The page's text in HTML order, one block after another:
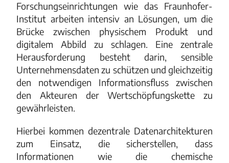
Forschungseinrichtungen wie das Fraunhofer-
Institut arbeiten intensiv an Lösungen, um die
Brücke zwischen physischem Produkt und
digitalem Abbild zu schlagen. Eine zentrale
Herausforderung besteht darin, sensible
Unternehmensdaten zu schützen und gleichzeitig
den notwendigen Informationsfluss zwischen
den Akteuren der Wertschöpfungskette zu
gewährleisten.
Hierbei kommen dezentrale Datenarchitekturen
zum Einsatz, die sicherstellen, dass
Informationen wie die chemische